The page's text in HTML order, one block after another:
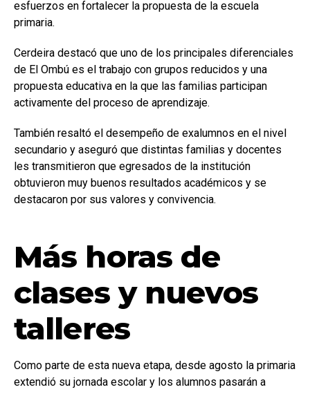
esfuerzos en fortalecer la propuesta de la escuela
primaria.
Cerdeira destacó que uno de los principales diferenciales
de El Ombú es el trabajo con grupos reducidos y una
propuesta educativa en la que las familias participan
activamente del proceso de aprendizaje.
También resaltó el desempeño de exalumnos en el nivel
secundario y aseguró que distintas familias y docentes
les transmitieron que egresados de la institución
obtuvieron muy buenos resultados académicos y se
destacaron por sus valores y convivencia.
Más horas de
clases y nuevos
talleres
Como parte de esta nueva etapa, desde agosto la primaria
extendió su jornada escolar y los alumnos pasarán a